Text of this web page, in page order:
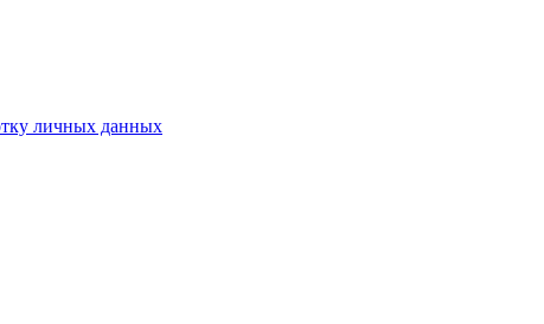
личных данных